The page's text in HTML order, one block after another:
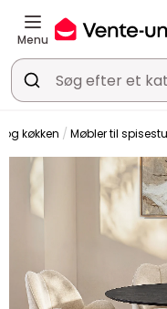
Menu
køkken Møbler til